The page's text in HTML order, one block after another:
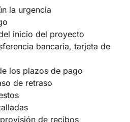
la urgencia
inicio del proyecto
bancaria, tarjeta de
los plazos de pago
de retraso
de recibos